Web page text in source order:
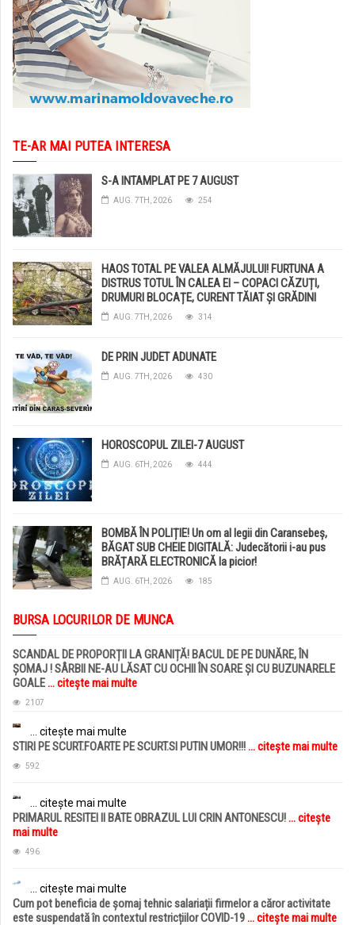
TE-AR MAI PUTEA INTERESA
S-A INTAMPLAT PE 7 AUGUST
AUG. 7TH, 2026 254
HAOS TOTAL PE VALEA ALMĂJULUI! FURTUNA A
DISTRUS TOTUL ÎN CALEA EI – COPACI CĂZUȚI,
DRUMURI BLOCAȚE, CURENT TĂIAT ȘI GRĂDINI
DISTRUSE DE GRINDINĂ!
AUG. 7TH, 2026 314
DE PRIN JUDET ADUNATE
AUG. 7TH, 2026 430
HOROSCOPUL ZILEI-7 AUGUST
AUG. 6TH, 2026 444
BOMBĂ ÎN POLIȚIE! Un om al legii din Caransebeș,
BĂGAT SUB CHEIE DIGITALĂ: Judecătorii i-au pus
BRĂȚARĂ ELECTRONICĂ la picior!
AUG. 6TH, 2026 185
BURSA LOCURILOR DE MUNCA
SCANDAL DE PROPORȚII LA GRANIȚĂ! BACUL DE PE DUNĂRE, ÎN
ȘOMAJ ! SÂRBII NE-AU LĂSAT CU OCHII ÎN SOARE ȘI CU BUZUNARELE
GOALE... citește mai multe
2107
... citește mai multe
STIRI PE SCURT.FOARTE PE SCURT.SI PUTIN UMOR!!!... citește mai multe
592
... citește mai multe
PRIMARUL RESITEI II BATE OBRAZUL LUI CRIN ANTONESCU!... citește
mai multe
496
... citește mai multe
Cum pot beneficia de șomaj tehnic salariații firmelor a căror activitate
este suspendată în contextul restricțiilor COVID-19... citește mai multe